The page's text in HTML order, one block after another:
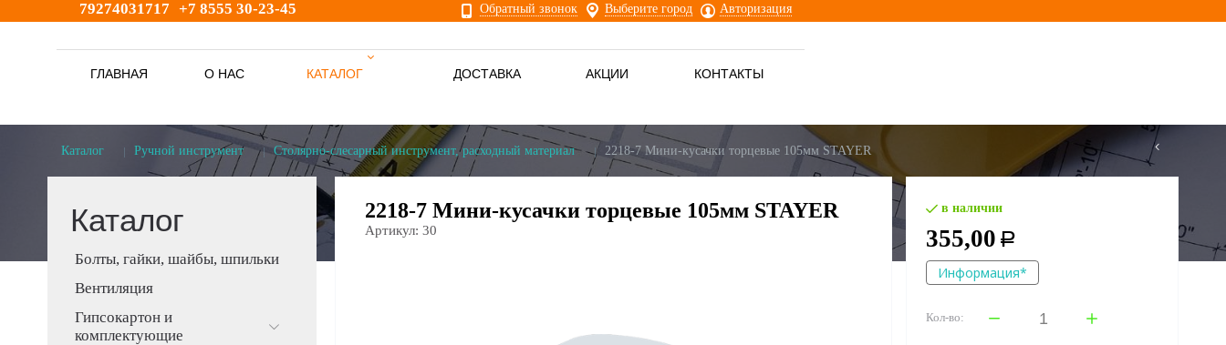
79274031717 +7 8555 30-23-45 Обратный звонок Выберите город Авторизация
ГЛАВНАЯ О НАС КАТАЛОГ ДОСТАВКА АКЦИИ КОНТАКТЫ
Каталог
Ручной инструмент Столярно-слесарный инструмент, расходный материал 2218-7 Мини-кусачки торцевые 105мм STAYER
Каталог
Болты, гайки, шайбы, шпильки
Вентиляция
Гипсокартон и
комплектующие
2218-7 Мини-кусачки торцевые 105мм STAYER
Артикул: 30
в наличии
355,00 Р
Информация*
Кол-во: